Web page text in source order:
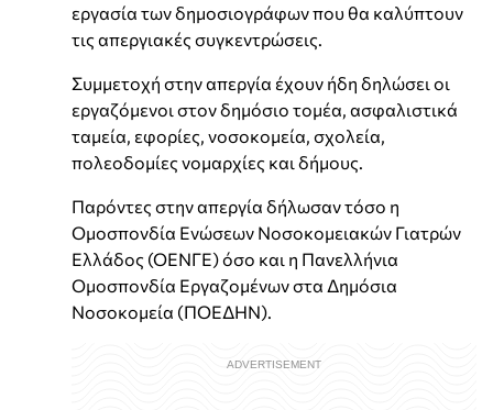
εργασία των δημοσιογράφων που θα καλύπτουν
τις απεργιακές συγκεντρώσεις.
Συμμετοχή στην απεργία έχουν ήδη δηλώσει οι
εργαζόμενοι στον δημόσιο τομέα, ασφαλιστικά
ταμεία, εφορίες, νοσοκομεία, σχολεία,
πολεοδομίες νομαρχίες και δήμους.
Παρόντες στην απεργία δήλωσαν τόσο η
Ομοσπονδία Ενώσεων Νοσοκομειακών Γιατρών
Ελλάδος (ΟΕΝΓΕ) όσο και η Πανελλήνια
Ομοσπονδία Εργαζομένων στα Δημόσια
Νοσοκομεία (ΠΟΕΔΗΝ).